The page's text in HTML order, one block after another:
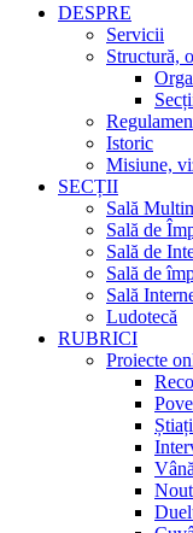
DESPRE
Servicii
Structură,
Istoric
Misiune,
SECȚII
Sală
Sală de
Sală de
Sală de
Sală
Ludotecă
RUBRICI
Proiecte